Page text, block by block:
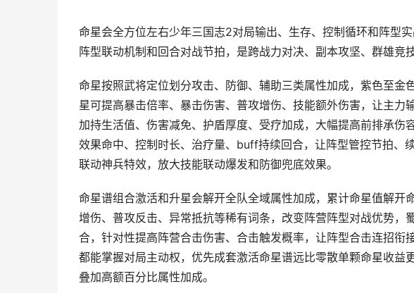
命星会全方位左右少年三国志2对局输出、生存、控制循环和阵型
阵型联动机制和回合对战节拍，是跨战力对决、副本攻坚、群雄竞
命星按照武将定位划分攻击、防御、辅助三类属性加成，紫色至金
星可提高暴击倍率、暴击伤害、普攻增伤、技能额外伤害，让主力
加持生活值、伤害减免、护盾厚度、受疗加成，大幅提高前排承伤
效果命中、控制时长、治疗量、buff持续回合，让阵型管控节拍、
联动神兵特效，放大技能联动爆发和防御兜底效果。
命星谱组合激活和升星会解开全队全域属性加成，累计命星值解开
增伤、普攻反击、异常抵抗等稀有词条，改变阵营阵型对战优势，
合，针对性提高阵营合击伤害、合击触发概率，让阵型合击连招衔
都能掌握对局主动权，优先成套激活命星谱远比零散单颗命星收益
叠加高额百分比属性加成。